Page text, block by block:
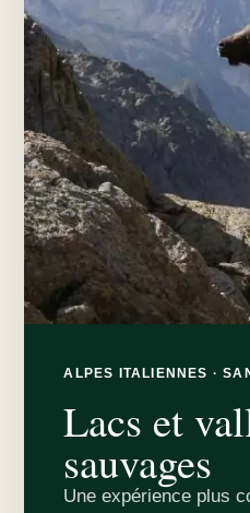
ALPES ITALIENNES ·
Lacs et
sauvages
Une expérience plus